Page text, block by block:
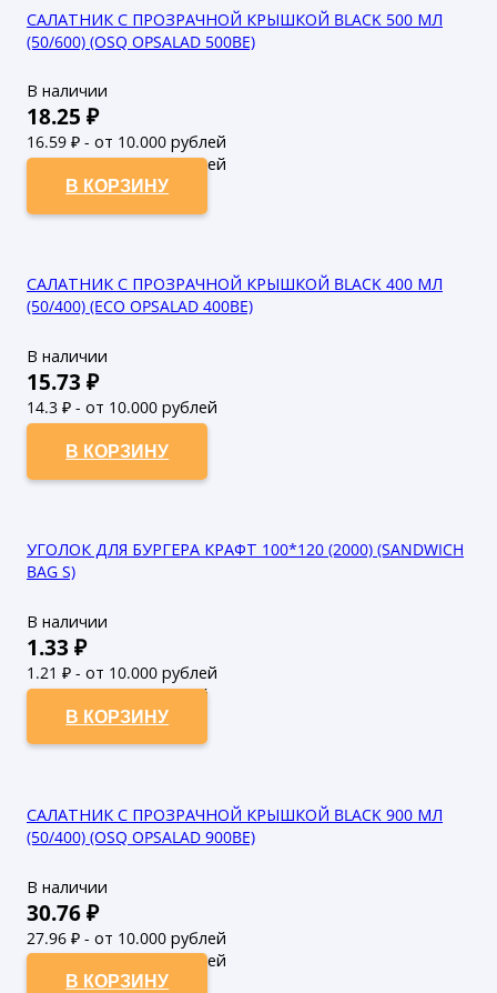
САЛАТНИК С ПРОЗРАЧНОЙ КРЫШКОЙ BLACK 500 МЛ
(50/600) (OSQ OPSALAD 500BE)
В наличии
18.25 ₽
16.59 ₽ - от 10.000 рублей
15.08₽ - от 50.000 рублей
В КОРЗИНУ
САЛАТНИК С ПРОЗРАЧНОЙ КРЫШКОЙ BLACK 400 МЛ
(50/400) (ECO OPSALAD 400BE)
В наличии
15.73 ₽
14.3 ₽ - от 10.000 рублей
13₽ - от 50.000 рублей
В КОРЗИНУ
УГОЛОК ДЛЯ БУРГЕРА КРАФТ 100*120 (2000) (SANDWICH
BAG S)
В наличии
1.33 ₽
1.21 ₽ - от 10.000 рублей
1.1₽ - от 50.000 рублей
В КОРЗИНУ
САЛАТНИК С ПРОЗРАЧНОЙ КРЫШКОЙ BLACK 900 МЛ
(50/400) (OSQ OPSALAD 900BE)
В наличии
30.76₽
27.96 ₽ - от 10.000 рублей
25.42₽ - от 50.000 рублей
В КОРЗИНУ